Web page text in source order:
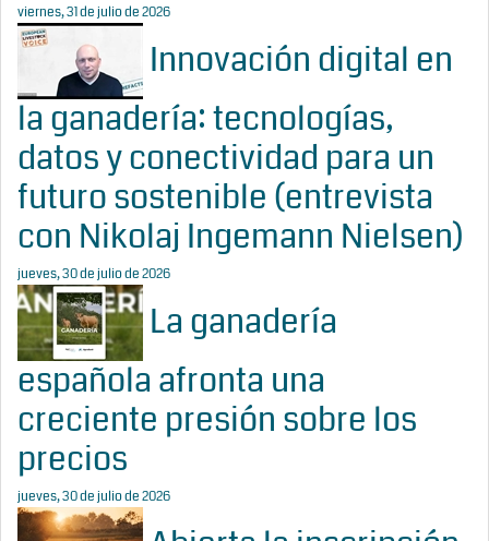
viernes, 31 de julio de 2026
Innovación digital en
la ganadería: tecnologías,
datos y conectividad para un
futuro sostenible (entrevista
con Nikolaj Ingemann Nielsen)
jueves, 30 de julio de 2026
La ganadería
española afronta una
creciente presión sobre los
precios
jueves, 30 de julio de 2026